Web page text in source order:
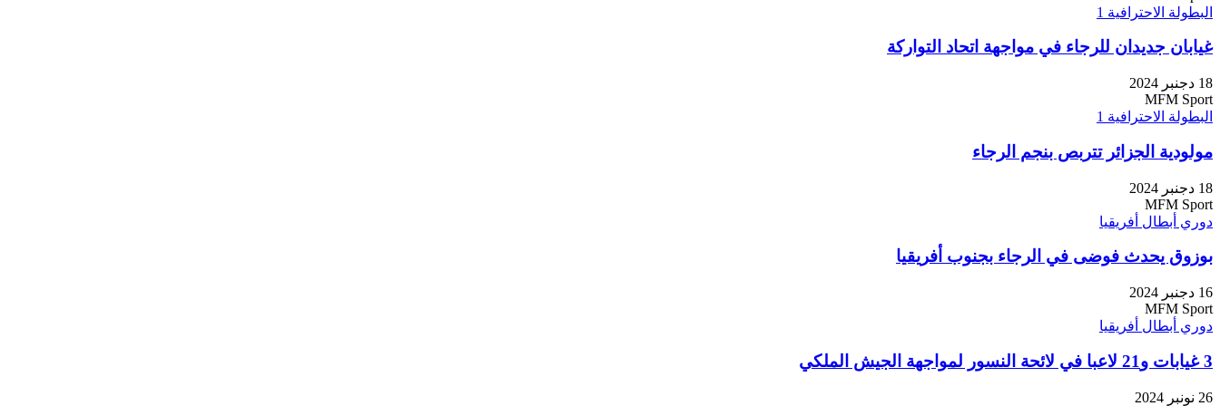
البطولة الاحترافية 1
غيابان جديدان للرجاء في مواجهة اتحاد التواركة
18 دجنبر 2024
MFM Sport
البطولة الاحترافية 1
مولودية الجزائر تتربص بنجم الرجاء
18 دجنبر 2024
MFM Sport
دوري أبطال أفريقيا
بوزوق يحدث فوضى في الرجاء بجنوب أفريقيا
16 دجنبر 2024
MFM Sport
دوري أبطال أفريقيا
3 غيابات و21 لاعبا في لائحة النسور لمواجهة الجيش الملكي
26 نونبر 2024